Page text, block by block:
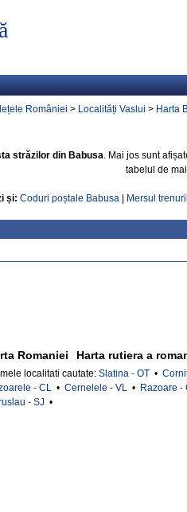
României > Localități Vaslui > Harta
străzilor din Babusa. Mai jos sunt
tabelul de
și: Coduri poștale Babusa Mersul
Romaniei Harta rutiera a
localitati cautate: Slatina - OT •
- CL • Cernelele - VL • Razoare -
- SJ •